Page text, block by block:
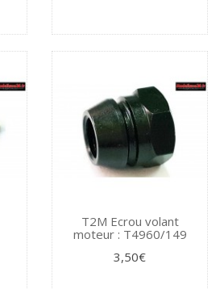
T2M Ecrou volant
moteur : T4960/149
3,50€